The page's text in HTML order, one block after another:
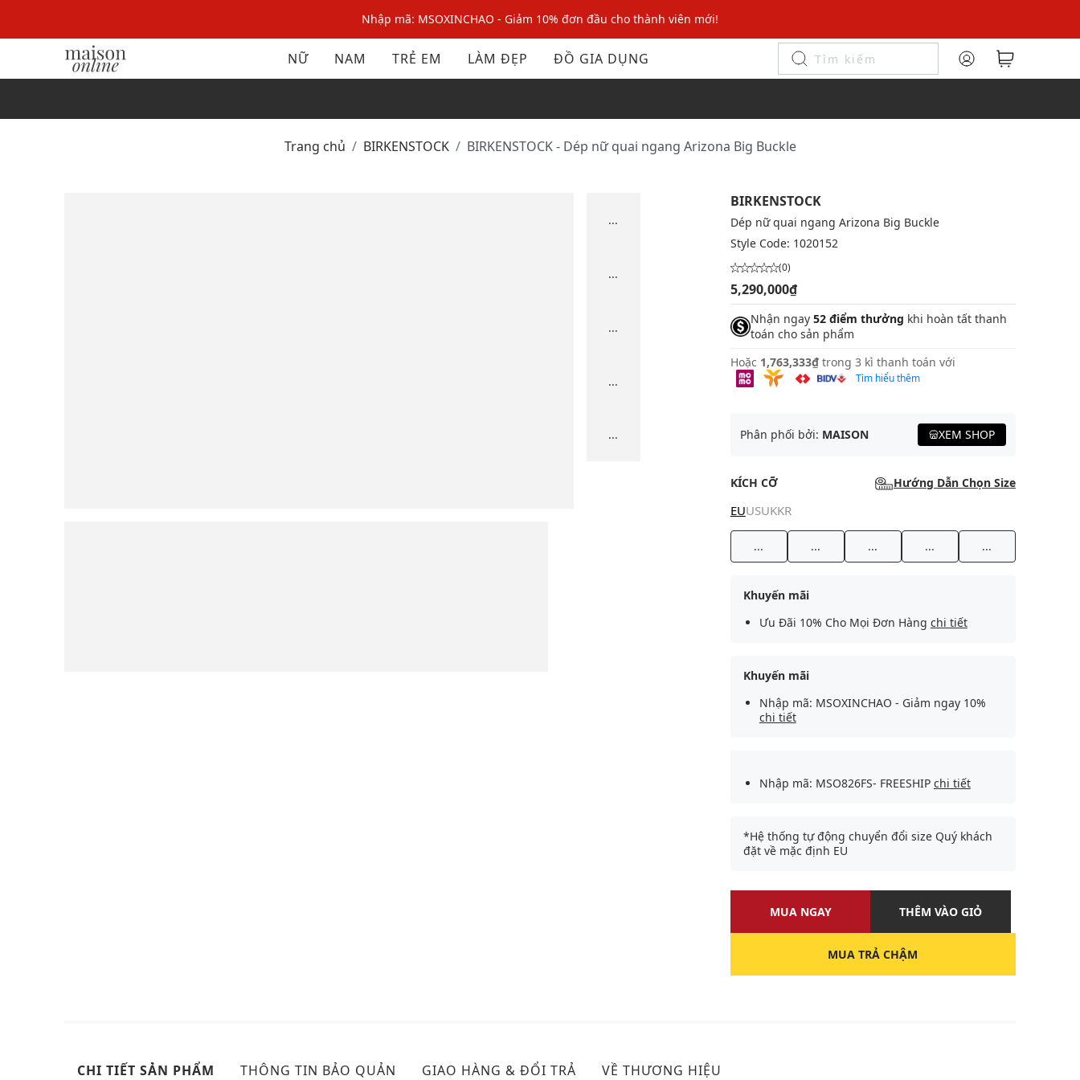
Nhập mã: MSOXINCHAO - Giảm 10% đơn đầu cho thành viên mới!
Nhập mã MSOPAY100: giảm ngay 10% khi thanh toán trực tuyến
Nhập mã: MSOXINCHAO - Giảm 10% đơn đầu cho thành viên mới!
NỮ NAM TRẺ EM LÀM ĐẸP ĐỒ GIA DỤNG
Trang chủ BIRKENSTOCK BIRKENSTOCK - Dép nữ quai ngang Arizona Big Buckle
...
...
...
...
...
BIRKENSTOCK
Dép nữ quai ngang Arizona Big Buckle
Style Code: 1020152
(0)
5,290,000₫
Nhận ngay 52 điểm thưởng khi hoàn tất thanh
toán cho sản phẩm
Hoặc 1,763,333₫ trong 3 kì thanh toán với
Tìm hiểu thêm
Phân phối bởi: MAISON XEM SHOP
KÍCH CỠ Hướng Dẫn Chọn Size
EUUSUKKR
... ... ... ... ...
Khuyến mãi
Ưu Đãi 10% Cho Mọi Đơn Hàng chi tiết
Khuyến mãi
Nhập mã: MSOXINCHAO - Giảm ngay 10%
chi tiết
Nhập mã: MSO826FS- FREESHIP chi tiết
*Hệ thống tự động chuyển đổi size Quý khách
đặt về mặc định EU
MUA NGAY THÊM VÀO GIỎ
MUA TRẢ CHẬM
CHI TIẾT SẢN PHẨM THÔNG TIN BẢO QUẢN GIAO HÀNG & ĐỔI TRẢ VỀ THƯƠNG HIỆU